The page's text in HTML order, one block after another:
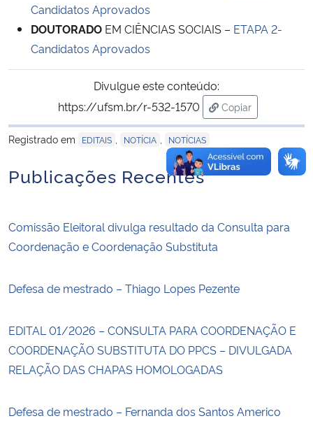
Candidatos Aprovados
DOUTORADO EM CIÊNCIAS SOCIAIS – ETAPA 2-
Candidatos Aprovados
Divulgue este conteúdo:
https://ufsm.br/r-532-1570
Copiar
para área de
Registrado em
EDITAIS NOTÍCIA NOTÍCIAS
Publicações Recentes
Comissão Eleitoral divulga resultado da Consulta para
Coordenação e Coordenação Substituta
Defesa de mestrado – Thiago Lopes Pezente
EDITAL 01/2026 – CONSULTA PARA COORDENAÇÃO E
COORDENAÇÃO SUBSTITUTA DO PPCS – DIVULGADA
RELAÇÃO DAS CHAPAS HOMOLOGADAS
Defesa de mestrado – Fernanda dos Santos Americo